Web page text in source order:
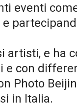
eventi
artisti, e ha
e con
Photo
in Italia.